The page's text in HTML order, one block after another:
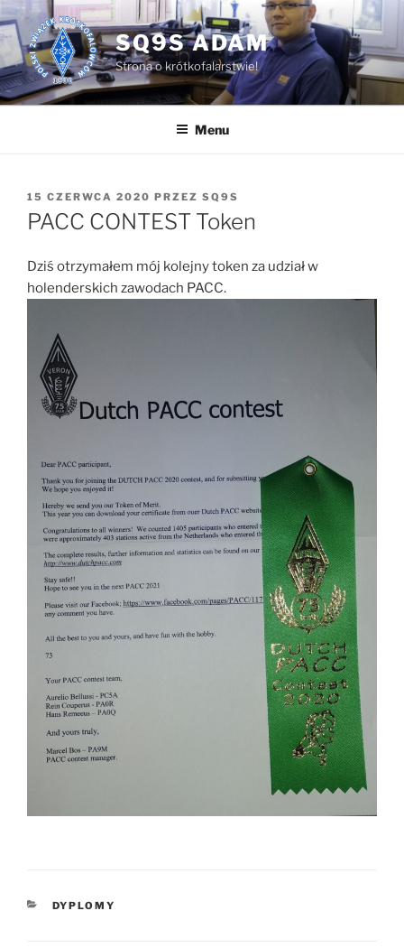
Przejdź
do
treści
SQ9S ADAM
Strona o krótkofalarstwie!
Menu
OPUBLIKOWANE
W
15 CZERWCA 2020 PRZEZ SQ9S
PACC CONTEST Token
Dziś otrzymałem mój kolejny token za udział w
holenderskich zawodach PACC.
KATEGORIE
DYPLOMY